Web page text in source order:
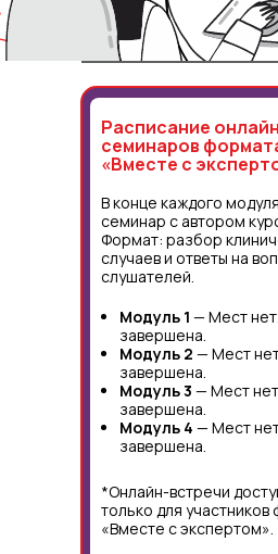
Расписание
семинаров
«Вместе с
Модуль 1 — Мест
завершена.
Модуль 2 — Мест
завершена.
Модуль 3 — Мест
завершена.
Модуль 4 — Мест
завершена.
*Онлайн-встречи
только для
«Вместе с экспертом».
В конце каждого
семинар с автором
Формат: разбор
случаев и ответы на
слушателей.